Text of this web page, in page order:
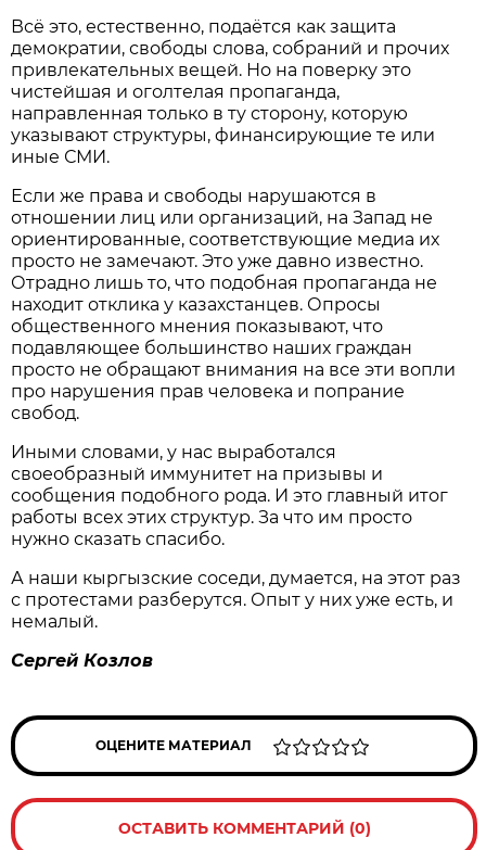
Всё это, естественно, подаётся как защита
демократии, свободы слова, собраний и прочих
привлекательных вещей. Но на поверку это
чистейшая и оголтелая пропаганда,
направленная только в ту сторону, которую
указывают структуры, финансирующие те или
иные СМИ.
Если же права и свободы нарушаются в
отношении лиц или организаций, на Запад не
ориентированные, соответствующие медиа их
просто не замечают. Это уже давно известно.
Отрадно лишь то, что подобная пропаганда не
находит отклика у казахстанцев. Опросы
общественного мнения показывают, что
подавляющее большинство наших граждан
просто не обращают внимания на все эти вопли
про нарушения прав человека и попрание
свобод.
Иными словами, у нас выработался
своеобразный иммунитет на призывы и
сообщения подобного рода. И это главный итог
работы всех этих структур. За что им просто
нужно сказать спасибо.
А наши кыргызские соседи, думается, на этот раз
с протестами разберутся. Опыт у них уже есть, и
немалый.
Сергей Козлов
ОЦЕНИТЕ МАТЕРИАЛ
ОСТАВИТЬ КОММЕНТАРИЙ (0)